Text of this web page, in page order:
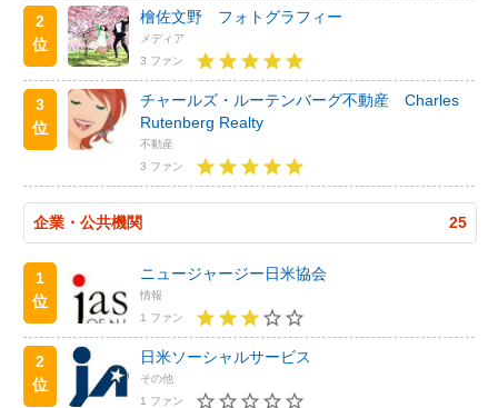
2
位
檜佐文野 フォトグラフィー
メディア
3 ファン
3
位
チャールズ・ルーテンバーグ不動産 Charles
Rutenberg Realty
不動産
3 ファン
企業・公共機関 25
1
位
ニュージャージー日米協会
情報
1 ファン
2
位
日米ソーシャルサービス
その他
1 ファン